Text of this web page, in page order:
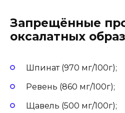
Запрещённые
оксалатных
Шпинат (970 мг/100г);
Ревень (860 мг/100г);
Щавель (500 мг/100г);